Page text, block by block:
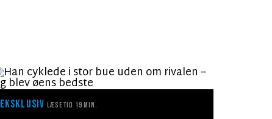
EKSKLUSIVLÆSETID 19 MIN.